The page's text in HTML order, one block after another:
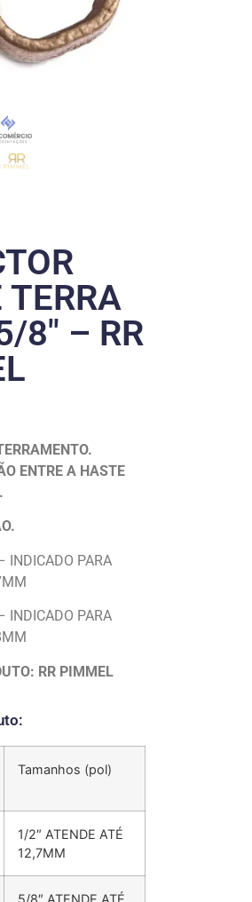
TERRA
8″ – RR
ENTRE A HASTE
INDICADO PARA
INDICADO PARA
RR PIMMEL
Tamanhos (pol)
1/2″ ATENDE ATÉ
12,7MM
5/8″ ATENDE ATÉ